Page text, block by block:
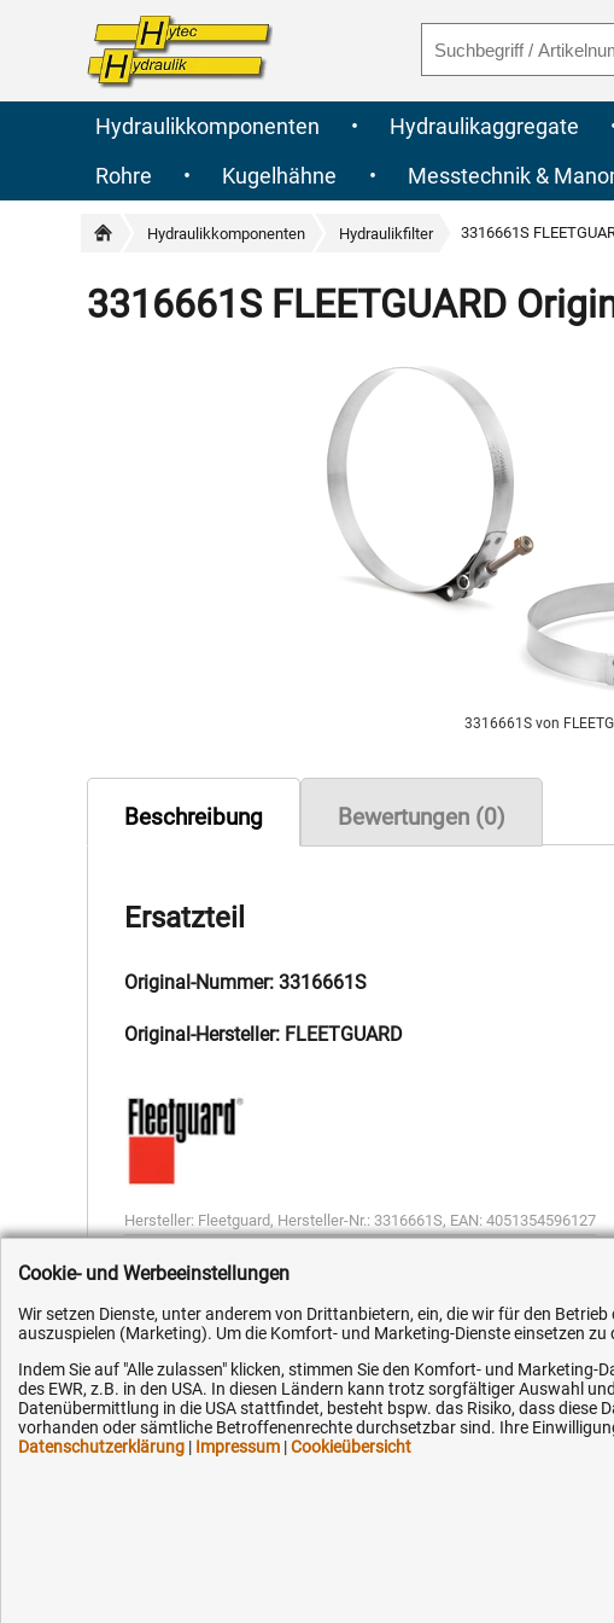
Hydraulikkomponenten • Hydraulikaggregate
Rohre
• Kugelhähne • Messtechnik &
Hydraulikkomponenten Hydraulikfilter 3316661S
3316661S FLEETGUARD
3316661S von
Beschreibung
Ersatzteil
Original-Nummer: 3316661S
Original-Hersteller: FLEETGUARD
Hersteller: Fleetguard , Hersteller-Nr.: 3316661S, EAN: 4051354596127
Bewertungen (0)
Kundenhotline (Festnetz):
+49 (0) 5351 - 523 520
Hilfe & Service
Versandkosten
Cookie- und Werbeeinstellungen
Wir setzen Dienste, unter anderem von Drittanbietern, ein, die wir für den
auszuspielen (Marketing). Um die Komfort- und Marketing-Dienste einsetzen
Indem Sie auf "Alle zulassen" klicken, stimmen Sie den Komfort- und
des EWR, z.B. in den USA. In diesen Ländern kann trotz sorgfältiger Auswahl
Datenübermittlung in die USA stattfindet, besteht bspw. das Risiko, dass diese
vorhanden oder sämtliche Betroffenenrechte durchsetzbar sind. Ihre
Datenschutzerklärung | Impressum |Cookieübersicht